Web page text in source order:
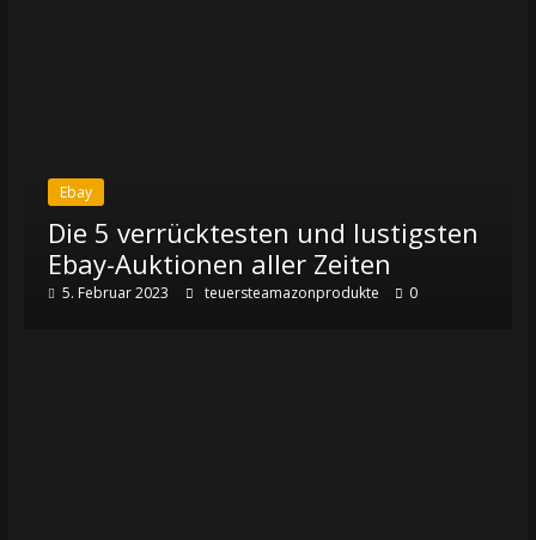
Ebay
Die 5 verrücktesten und lustigsten
Ebay-Auktionen aller Zeiten
5. Februar 2023 teuersteamazonprodukte 0